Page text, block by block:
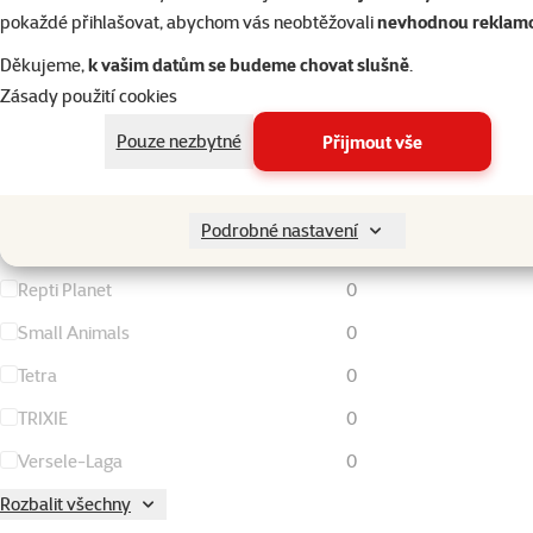
pokaždé přihlašovat, abychom vás neobtěžovalinevhodnou
Děkujeme,k vašim datům se budeme chovat slušně.
Zásady použití cookies
Pouze nezbytné
Přijmout vše
Podrobné nastavení
Magic Pearls
0
Marlex
0
0
0
0
Repti Planet
0
Small Animals
0
Tetra
0
TRIXIE
0
Versele-Laga
0
Rozbalit všechny